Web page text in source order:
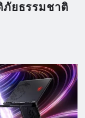
ภัยธรรมชาติ